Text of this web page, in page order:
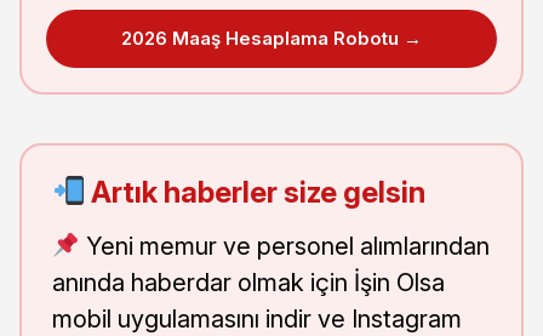
2026 Maaş Hesaplama Robotu →
Artık haberler size gelsin
Yeni memur ve personel alımlarından
anında haberdar olmak için İşin Olsa
mobil uygulamasını indir ve Instagram